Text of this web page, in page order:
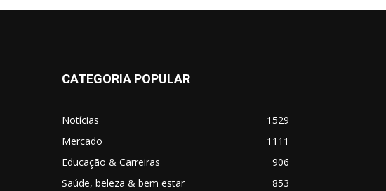
CATEGORIA POPULAR
Notícias
1529
Mercado
1111
Educação & Carreiras
906
Saúde, beleza & bem estar
853